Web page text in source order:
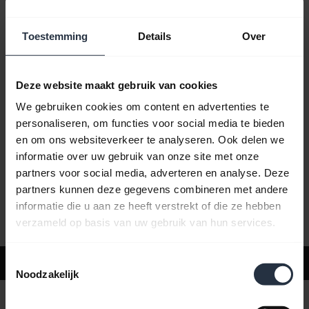
Toestemming Details Over
Deze website maakt gebruik van cookies
We gebruiken cookies om content en advertenties te
personaliseren, om functies voor social media te bieden
en om ons websiteverkeer te analyseren. Ook delen we
informatie over uw gebruik van onze site met onze
partners voor social media, adverteren en analyse. Deze
partners kunnen deze gegevens combineren met andere
informatie die u aan ze heeft verstrekt of die ze hebben
verzameld op basis van uw gebruik van hun services.
Noodzakelijk
Veelgestelde vragen
Productdocumenten
Video's
Software en apps